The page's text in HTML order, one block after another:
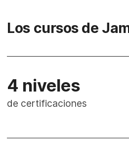
Los cursos de
4 niveles
de certificaciones